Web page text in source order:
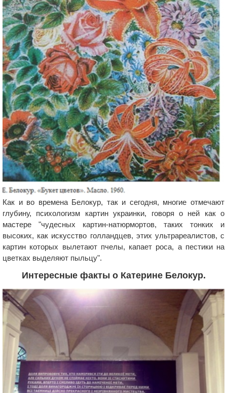
Как и во времена Белокур, так и сегодня, многие отмечают
глубину, психологизм картин украинки, говоря о ней как о
мастере "чудесных картин-натюрмортов, таких тонких и
высоких, как искусство голландцев, этих ультрареалистов, с
картин которых вылетают пчелы, капает роса, а пестики на
цветках выделяют пыльцу".
Интересные факты о Катерине Белокур.